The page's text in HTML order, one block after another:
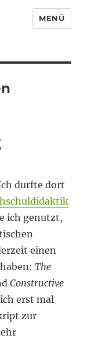
MENÜ
durfte dort
ich genutzt,
einen
The
Constructive
erst mal
zur